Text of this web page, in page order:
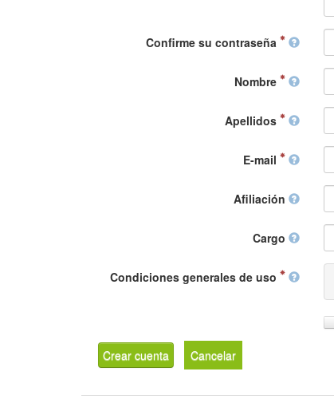
Confirme su contraseña
Nombre
Apellidos
E-mail
Afiliación
Cargo
Condiciones generales de uso
Crear cuenta Cancelar